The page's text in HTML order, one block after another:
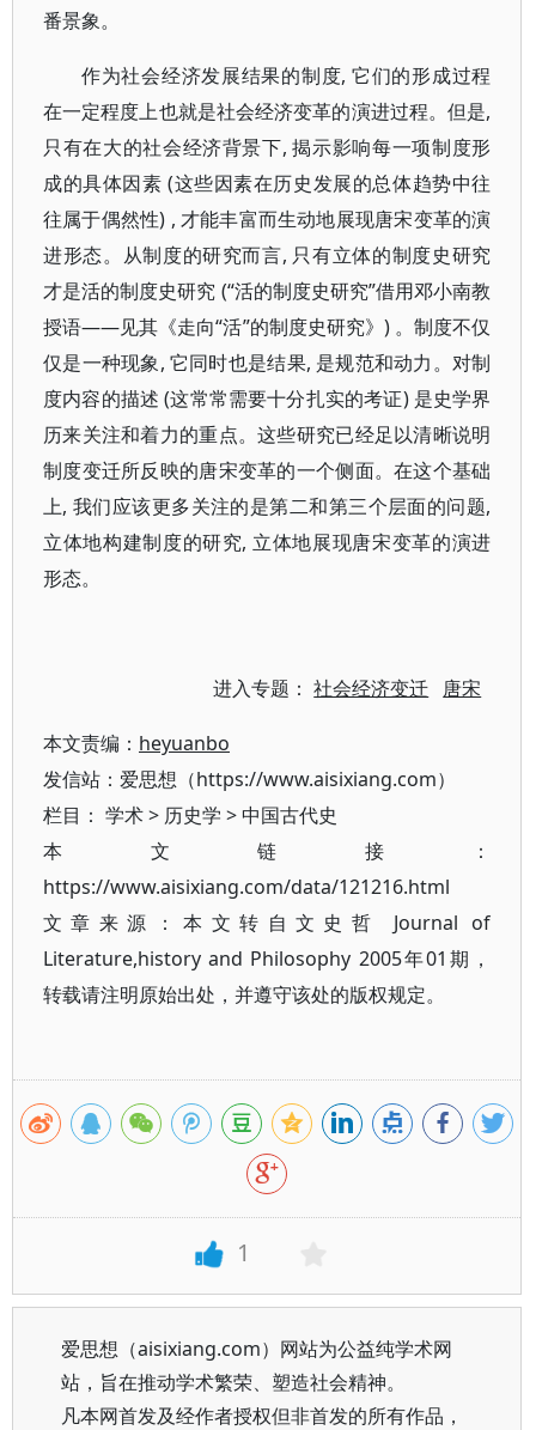
番景象。
作为社会经济发展结果的制度, 它们的形成过程
在一定程度上也就是社会经济变革的演进过程。但是,
只有在大的社会经济背景下, 揭示影响每一项制度形
成的具体因素 (这些因素在历史发展的总体趋势中往
往属于偶然性) , 才能丰富而生动地展现唐宋变革的演
进形态。从制度的研究而言, 只有立体的制度史研究
才是活的制度史研究 (“活的制度史研究”借用邓小南教
授语——见其《走向“活”的制度史研究》) 。制度不仅
仅是一种现象, 它同时也是结果, 是规范和动力。对制
度内容的描述 (这常常需要十分扎实的考证) 是史学界
历来关注和着力的重点。这些研究已经足以清晰说明
制度变迁所反映的唐宋变革的一个侧面。在这个基础
上, 我们应该更多关注的是第二和第三个层面的问题,
立体地构建制度的研究, 立体地展现唐宋变革的演进
形态。
进入专题：社会经济变迁 唐宋
本文责编： heyuanbo
发信站：爱思想（https://www.aisixiang.com）
栏目： 学术> 历史学 >中国古代史
本文链接：
https://www.aisixiang.com/data/121216.html
文章来源：本文转自文史哲 Journal of
Literature,history and Philosophy 2005年01期，
转载请注明原始出处，并遵守该处的版权规定。
1
爱思想（aisixiang.com）网站为公益纯学术网
站，旨在推动学术繁荣、塑造社会精神。
凡本网首发及经作者授权但非首发的所有作品，